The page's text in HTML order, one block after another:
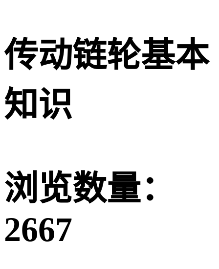
传动链轮基本
知识
浏览数量：
2667